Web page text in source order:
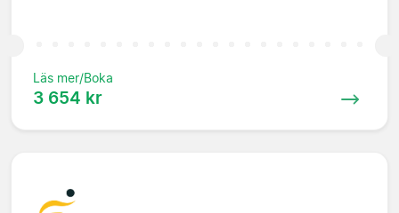
Läs mer/Boka
3 654 kr